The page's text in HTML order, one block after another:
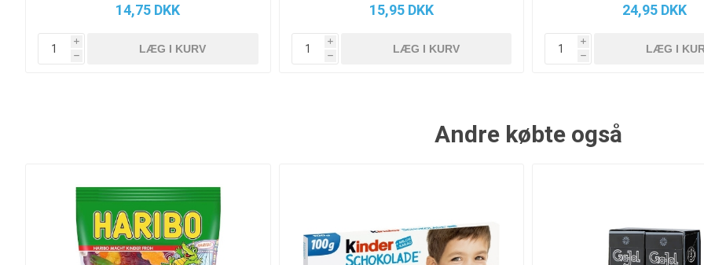
14,75 DKK
i
h
15,95 DKK
i
h
24,95 DKK
i
h
Andre købte også